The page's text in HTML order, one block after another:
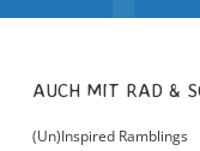
AUCH MIT RAD &
(Un)Inspired Ramblings